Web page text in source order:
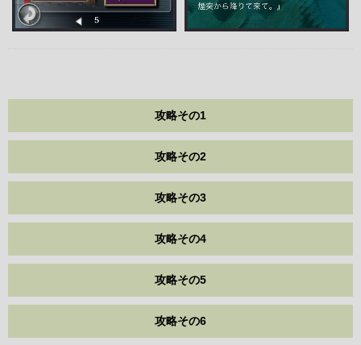
攻略その1
攻略その2
攻略その3
攻略その4
攻略その5
攻略その6